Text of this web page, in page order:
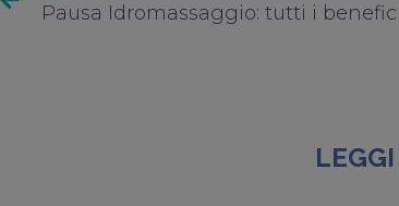
Pausa Idromassaggio: tutti i benefici